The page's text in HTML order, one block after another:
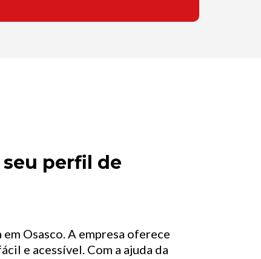
perfil de
Osasco. A empresa oferece
e acessível. Com a ajuda da